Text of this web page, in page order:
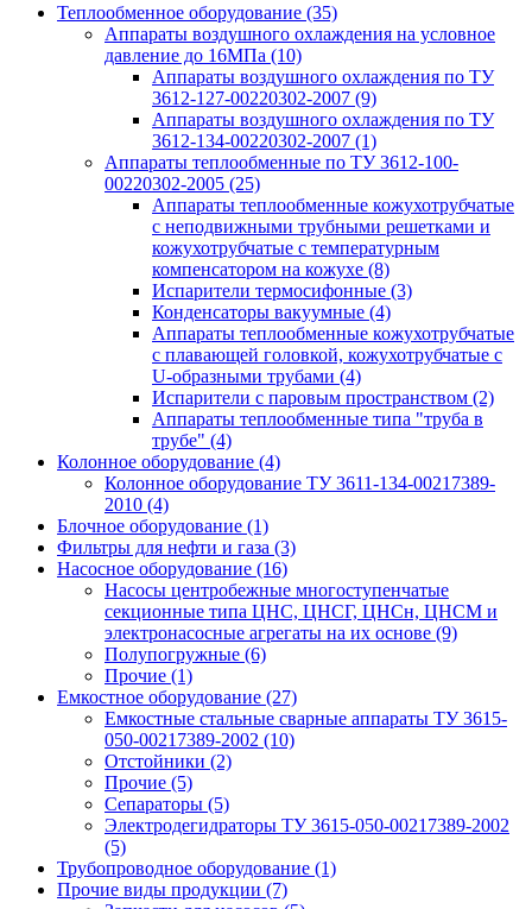
Теплообменное оборудование (35)
Аппараты воздушного охлаждения на условное
давление до 16МПа (10)
Аппараты воздушного охлаждения по ТУ
3612-127-00220302-2007 (9)
Аппараты воздушного охлаждения по ТУ
3612-134-00220302-2007 (1)
Аппараты теплообменные по ТУ 3612-100-
00220302-2005 (25)
Аппараты теплообменные кожухотрубчатые
с неподвижными трубными решетками и
кожухотрубчатые с температурным
компенсатором на кожухе (8)
Испарители термосифонные (3)
Конденсаторы вакуумные (4)
Аппараты теплообменные кожухотрубчатые
с плавающей головкой, кожухотрубчатые с
U-образными трубами (4)
Испарители с паровым пространством (2)
Аппараты теплообменные типа "труба в
трубе" (4)
Колонное оборудование (4)
Колонное оборудование ТУ 3611-134-00217389-
2010 (4)
Блочное оборудование (1)
Фильтры для нефти и газа (3)
Насосное оборудование (16)
Насосы центробежные многоступенчатые
секционные типа ЦНС, ЦНСГ, ЦНСн, ЦНСМ и
электронасосные агрегаты на их основе (9)
Полупогружные (6)
Прочие (1)
Емкостное оборудование (27)
Емкостные стальные сварные аппараты ТУ 3615-
050-00217389-2002 (10)
Отстойники (2)
Прочие (5)
Сепараторы (5)
Электродегидраторы ТУ 3615-050-00217389-2002
(5)
Трубопроводное оборудование (1)
Прочие виды продукции (7)